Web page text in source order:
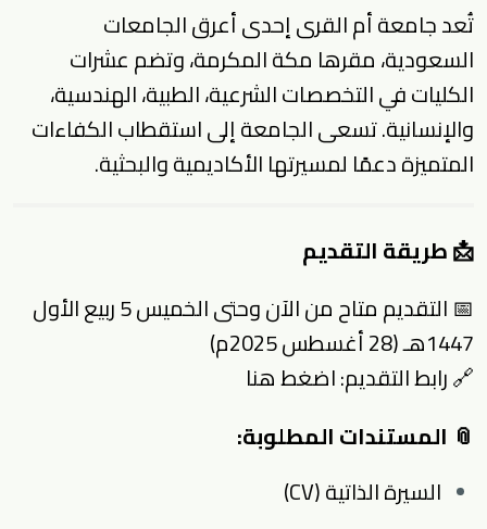
تُعد جامعة أم القرى إحدى أعرق الجامعات
السعودية، مقرها مكة المكرمة، وتضم عشرات
الكليات في التخصصات الشرعية، الطبية، الهندسية،
والإنسانية. تسعى الجامعة إلى استقطاب الكفاءات
المتميزة دعمًا لمسيرتها الأكاديمية والبحثية.
📩 طريقة التقديم
📅 التقديم متاح من الآن وحتى الخميس 5 ربيع الأول
1447هـ (28 أغسطس 2025م)
🔗 رابط التقديم:اضغط هنا
📎 المستندات المطلوبة:
السيرة الذاتية (CV)